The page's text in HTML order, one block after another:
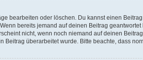
bearbeiten oder löschen. Du kannst einen
bereits jemand auf deinen Beitrag
nicht, wenn noch niemand auf deinen
überarbeitet wurde. Bitte beachte, dass